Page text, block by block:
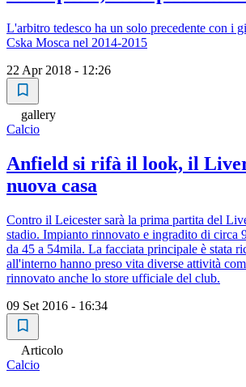
L'arbitro tedesco ha un solo precedente con i
Cska Mosca nel 2014-2015
22 Apr 2018 - 12:26
gallery
Calcio
Anfield si rifà il look, il
nuova casa
Contro il Leicester sarà la prima partita del
stadio. Impianto rinnovato e ingradito di circa
da 45 a 54mila. La facciata principale è stata
all'interno hanno preso vita diverse attività
rinnovato anche lo store ufficiale del club.
09 Set 2016 - 16:34
Articolo
Calcio